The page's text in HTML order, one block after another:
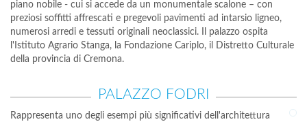
piano nobile - cui si accede da un monumentale scalone – con
preziosi soffitti affrescati e pregevoli pavimenti ad intarsio ligneo,
numerosi arredi e tessuti originali neoclassici. Il palazzo ospita
l'Istituto Agrario Stanga, la Fondazione Cariplo, il Distretto Culturale
della provincia di Cremona.
PALAZZO FODRI
Rappresenta uno degli esempi più significativi dell'architettura